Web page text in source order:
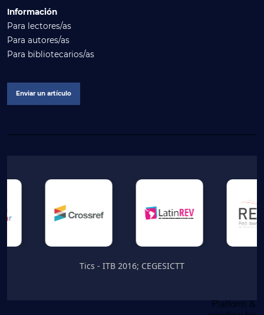
Información
Para lectores/as
Para autores/as
Para bibliotecarios/as
Enviar un artículo
Tics - ITB 2016; CEGESICTT